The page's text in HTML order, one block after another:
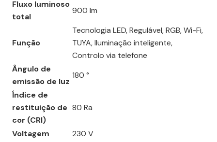
Fluxo luminoso
total
900 lm
Função
Tecnologia LED, Regulável, RGB, Wi-Fi,
TUYA, Iluminação inteligente,
Controlo via telefone
Ângulo de
emissão de luz
180 °
Índice de
restituição de
cor (CRI)
80 Ra
Voltagem 230 V